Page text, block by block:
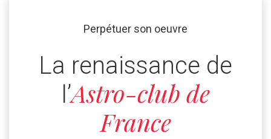
Perpétuer son oeuvre
La renaissance de
l’Astro-club de
France